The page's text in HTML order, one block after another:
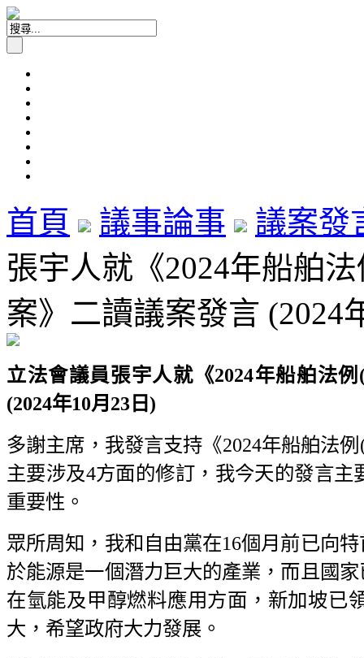
首頁 議事論事
議案發
張宇人就《2024年船舶
案》二讀議案發言 (2024
立法會議員張宇人就《2024年船舶法
(2024年10月23日)
多謝主席，我發言支持《2024年船舶法
主要涉及4方面的修訂，我今天的發言
重要性。
眾所周知，我和自由黨在16個月前已向
於能源是一個潛力巨大的產業，而且國
在氫能及甲醇燃料應用方面，新加坡已
大，希望政府大力發展。